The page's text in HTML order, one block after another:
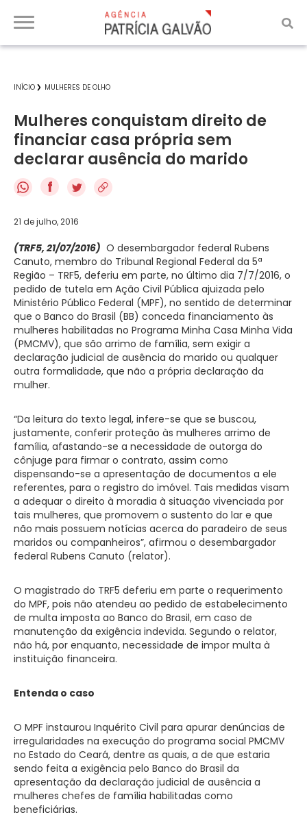
INÍCIO MULHERES DE OLHO
Mulheres conquistam direito de
financiar casa própria sem
declarar ausência do marido
f
21 de julho, 2016
(TRF5, 21/07/2016) O desembargador federal Rubens
Canuto, membro do Tribunal Regional Federal da 5ª
Região – TRF5, deferiu em parte, no último dia 7/7/2016, o
pedido de tutela em Ação Civil Pública ajuizada pelo
Ministério Público Federal (MPF), no sentido de determinar
que o Banco do Brasil (BB) conceda financiamento às
mulheres habilitadas no Programa Minha Casa Minha Vida
(PMCMV), que são arrimo de família, sem exigir a
declaração judicial de ausência do marido ou qualquer
outra formalidade, que não a própria declaração da
mulher.
“Da leitura do texto legal, infere-se que se buscou,
justamente, conferir proteção às mulheres arrimo de
família, afastando-se a necessidade de outorga do
cônjuge para firmar o contrato, assim como
dispensando-se a apresentação de documentos a ele
referentes, para o registro do imóvel. Tais medidas visam
a adequar o direito à moradia à situação vivenciada por
tais mulheres, que promovem o sustento do lar e que
não mais possuem notícias acerca do paradeiro de seus
maridos ou companheiros”, afirmou o desembargador
federal Rubens Canuto (relator).
O magistrado do TRF5 deferiu em parte o requerimento
do MPF, pois não atendeu ao pedido de estabelecimento
de multa imposta ao Banco do Brasil, em caso de
manutenção da exigência indevida. Segundo o relator,
não há, por enquanto, necessidade de impor multa à
instituição financeira.
Entenda o caso
O MPF instaurou Inquérito Civil para apurar denúncias de
irregularidades na execução do programa social PMCMV
no Estado do Ceará, dentre as quais, a de que estaria
sendo feita a exigência pelo Banco do Brasil da
apresentação da declaração judicial de ausência a
mulheres chefes de família habilitadas como
beneficiárias.